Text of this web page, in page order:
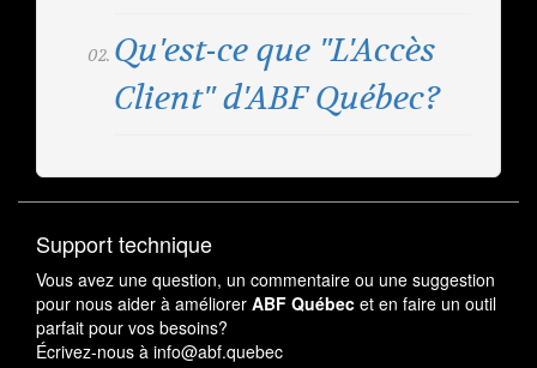
Qu'est-ce que "L'Accès
Client" d'ABF Québec?
Support technique
Vous avez une question, un commentaire ou une suggestion
pour nous aider à améliorer ABF Québec et en faire un outil
parfait pour vos besoins?
Écrivez-nous à info@abf.quebec